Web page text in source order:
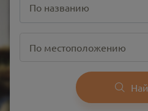
По названию
По местоположению